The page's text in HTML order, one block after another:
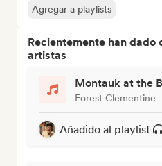
Agregar a playlists
Recientemente han dado
artistas
Montauk at the
Forest Clementine
Añadido al playlist